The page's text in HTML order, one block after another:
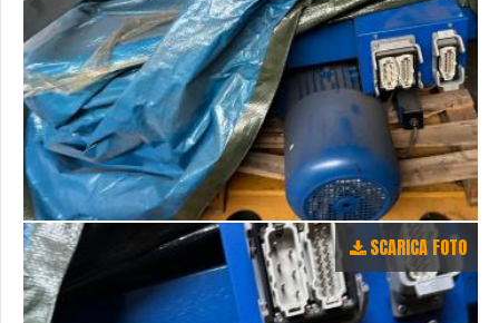
SCARICA FOTO